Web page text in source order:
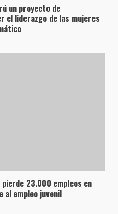
un proyecto de
liderazgo de las mujeres
pierde 23.000 empleos en
al empleo juvenil